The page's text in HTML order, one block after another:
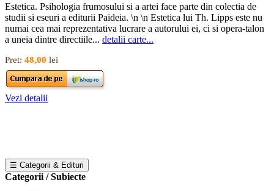
Estetica. Psihologia frumosului si a artei face parte din colectia de
studii si eseuri a editurii Paideia. \n \n Estetica lui Th. Lipps este nu
numai cea mai reprezentativa lucrare a autorului ei, ci si opera-talon
a uneia dintre directiile... detalii carte...
Pret: 48,00 lei
Vezi detalii
☰ Categorii & Edituri
Categorii / Subiecte